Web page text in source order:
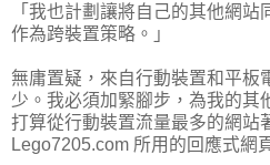
「我也計劃讓將自己的其他網站
作為跨裝置策略。」
無庸置疑，來自行動裝置和平板
少。我必須加緊腳步，為我的其
打算從行動裝置流量最多的網站
Lego7205.com 所用的回應式網